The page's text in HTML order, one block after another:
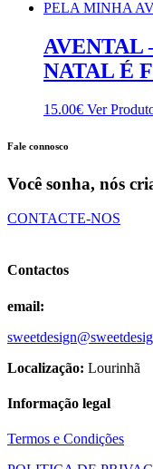
AVENTAL
NATAL É
15.00€ Ver
Fale connosco
Você sonha, nós
CONTACTE-NOS
Contactos
email:
Localização: Lourinhã
Informação legal
Termos e Condições